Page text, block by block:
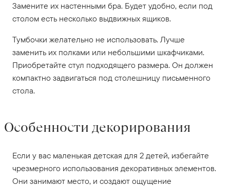
Замените их настенными бра. Будет удобно, если под
столом есть несколько выдвижных ящиков.
Тумбочки желательно не использовать. Лучше
заменить их полками или небольшими шкафчиками.
Приобретайте стул подходящего размера. Он должен
компактно задвигаться под столешницу письменного
стола.
Особенности декорирования
Если у вас маленькая детская для 2 детей, избегайте
чрезмерного использования декоративных элементов.
Они занимают место, и создают ощущение